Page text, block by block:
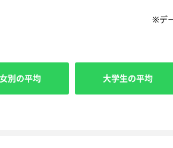
※デ
別の平均 大学生の平均